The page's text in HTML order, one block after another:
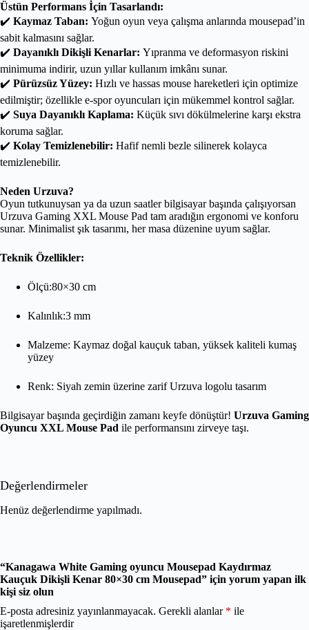
Üstün Performans İçin Tasarlandı:
✔️ Kaymaz Taban: Yoğun oyun veya çalışma anlarında mousepad’in
sabit kalmasını sağlar.
✔️ Dayanıklı Dikişli Kenarlar: Yıpranma ve deformasyon riskini
minimuma indirir, uzun yıllar kullanım imkânı sunar.
✔️ Pürüzsüz Yüzey: Hızlı ve hassas mouse hareketleri için optimize
edilmiştir; özellikle e-spor oyuncuları için mükemmel kontrol sağlar.
✔️ Suya Dayanıklı Kaplama: Küçük sıvı dökülmelerine karşı ekstra
koruma sağlar.
✔️ Kolay Temizlenebilir: Hafif nemli bezle silinerek kolayca
temizlenebilir.
Neden Urzuva?
Oyun tutkunuysan ya da uzun saatler bilgisayar başında çalışıyorsan
Urzuva Gaming XXL Mouse Pad tam aradığın ergonomi ve konforu
sunar. Minimalist şık tasarımı, her masa düzenine uyum sağlar.
Teknik Özellikler:
Ölçü:80×30 cm
Kalınlık:3 mm
Malzeme: Kaymaz doğal kauçuk taban, yüksek kaliteli kumaş
yüzey
Renk: Siyah zemin üzerine zarif Urzuva logolu tasarım
Bilgisayar başında geçirdiğin zamanı keyfe dönüştür! Urzuva Gaming
Oyuncu XXL Mouse Pad ile performansını zirveye taşı.
Değerlendirmeler
Henüz değerlendirme yapılmadı.
“Kanagawa White Gaming oyuncu Mousepad Kaydırmaz
Kauçuk Dikişli Kenar 80×30 cm Mousepad” için yorum yapan ilk
kişi siz olun
E-posta adresiniz yayınlanmayacak. Gerekli alanlar * ile
işaretlenmişlerdir